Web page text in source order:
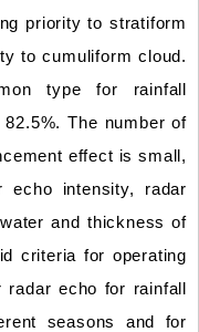
priority to stratiform
to cumuliform cloud.
type for rainfall
The number of
effect is small,
echo intensity, radar
and thickness of
criteria for operating
radar echo for rainfall
seasons and for